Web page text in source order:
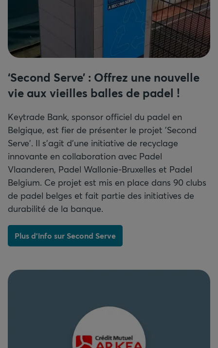
‘Second Serve’ : Offrez une nouvelle
vie aux vieilles balles de padel !
Keytrade Bank, sponsor officiel du padel en
Belgique, est fier de présenter le projet 'Second
Serve'. Il s'agit d'une initiative de recyclage
innovante en collaboration avec Padel
Vlaanderen, Padel Wallonie-Bruxelles et Padel
Belgium. Ce projet est mis en place dans 90 clubs
de padel belges et fait partie des initiatives de
durabilité de la banque.
Plus d'info sur Second Serve